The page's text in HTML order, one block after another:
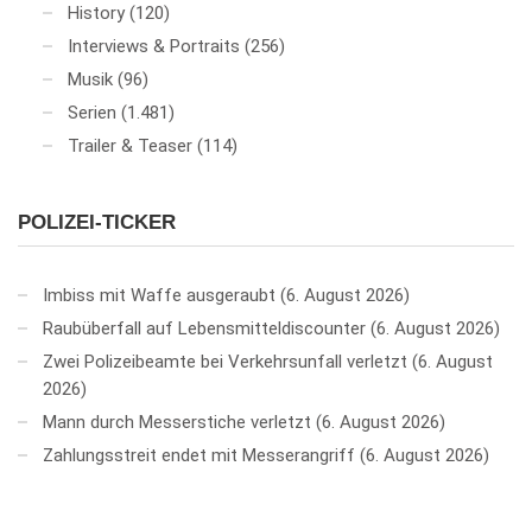
History (120)
Interviews & Portraits (256)
Musik (96)
Serien (1.481)
Trailer & Teaser (114)
POLIZEI-TICKER
Imbiss mit Waffe ausgeraubt 6. August 2026
Raubüberfall auf Lebensmitteldiscounter 6. August 2026
Zwei Polizeibeamte bei Verkehrsunfall verletzt 6. August
2026
Mann durch Messerstiche verletzt 6. August 2026
Zahlungsstreit endet mit Messerangriff 6. August 2026